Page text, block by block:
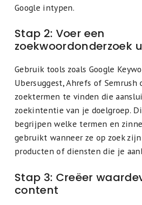
Google intypen.
Stap 2: Voer een
zoekwoordonderzoek
Gebruik tools zoals Google
Ubersuggest, Ahrefs of Semrush
zoektermen te vinden die
zoekintentie van je doelgroep.
begrijpen welke termen en
gebruikt wanneer ze op zoek
producten of diensten die je
Stap 3: Creëer
content